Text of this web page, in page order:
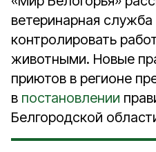
ветеринарная служба
контролировать
животными. Новые
приютов в регионе
в постановлении
Белгородской